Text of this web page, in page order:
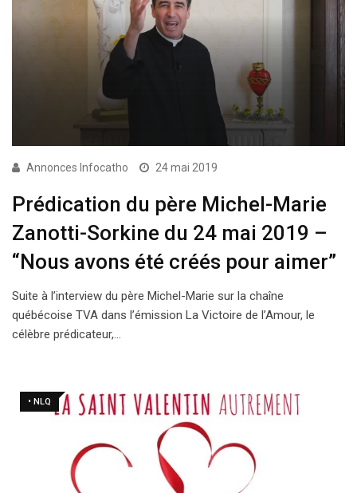
Annonces Infocatho 24 mai 2019
Prédication du père Michel-Marie
Zanotti-Sorkine du 24 mai 2019 –
“Nous avons été créés pour aimer”
Suite à l’interview du père Michel-Marie sur la chaîne
québécoise TVA dans l’émission La Victoire de l’Amour, le
célèbre prédicateur,…
• NLQ